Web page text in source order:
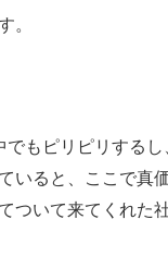
。
もピリピリする
いると、ここで真
ついて来てくれた